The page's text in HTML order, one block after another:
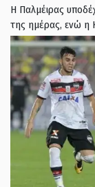
Η Παλμέιρας
της ημέρας, ενώ η